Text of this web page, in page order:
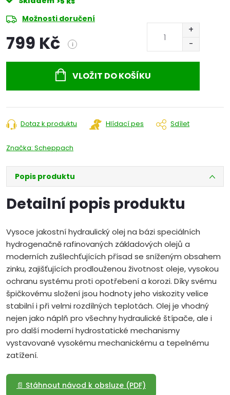
Možnosti doručení
799 Kč i
VLOŽIT DO KOŠÍKU
Dotaz k produktu Hlídací pes Sdílet
Značka: Scheppach
Popis produktu
Detailní popis produktu
Vysoce jakostní hydraulický olej na bázi speciálních
hydrogenačně rafinovaných základových olejů a
moderních zušlechťujících přísad se sníženým obsahem
zinku, zajišťujících prodlouženou životnost oleje, vysokou
ochranu systému proti opotřebení a korozi. Díky svému
špičkovému složení jsou hodnoty jeho viskozity velice
stabilní i při velmi rozdílných teplotách. Olej je vhodný
nejen jako náplň pro všechny hydraulické štípače, ale i
pro další moderní hydrostatické mechanismy
vystavované vysokému mechanickému a tepelnému
zatížení.
📄 Stáhnout návod k obsluze (PDF)